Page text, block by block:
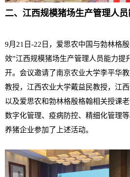
二、江西规模猪场生产管理人
9月21日-22日，爱思农中国与勃林格
效”江西规模猪场生产管理人员能力提
开。会议邀请了南京农业大学李平华
教授，江西农业大学戴益民教授，江
以及爱思农和勃林格殷格翰相关授课
数字化管理、疫病防控、精细化管理
养猪企业参加了上述活动。